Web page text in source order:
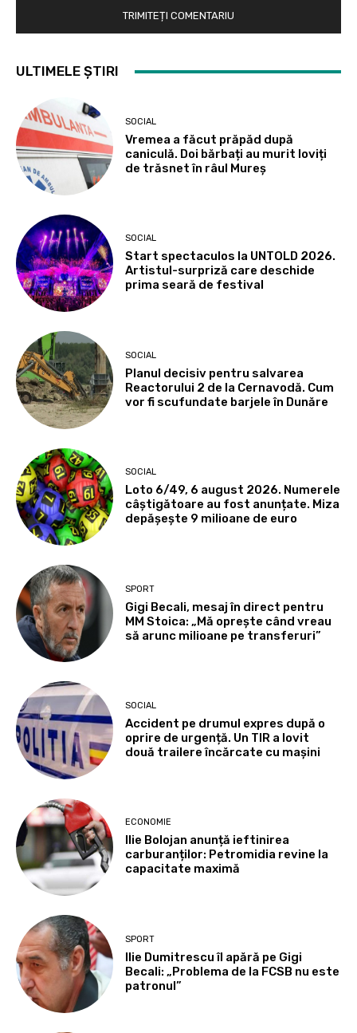
ULTIMELE ȘTIRI
SOCIAL
Vremea a făcut prăpăd după
caniculă. Doi bărbați au murit loviți
de trăsnet în râul Mureș
SOCIAL
Start spectaculos la UNTOLD 2026.
Artistul-surpriză care deschide
prima seară de festival
SOCIAL
Planul decisiv pentru salvarea
Reactorului 2 de la Cernavodă. Cum
vor fi scufundate barjele în Dunăre
SOCIAL
Loto 6/49, 6 august 2026. Numerele
câștigătoare au fost anunțate. Miza
depășește 9 milioane de euro
SPORT
Gigi Becali, mesaj în direct pentru
MM Stoica: „Mă oprește când vreau
să arunc milioane pe transferuri”
SOCIAL
Accident pe drumul expres după o
oprire de urgență. Un TIR a lovit
două trailere încărcate cu mașini
ECONOMIE
Ilie Bolojan anunță ieftinirea
carburanților: Petromidia revine la
capacitate maximă
SPORT
Ilie Dumitrescu îl apără pe Gigi
Becali: „Problema de la FCSB nu este
patronul”